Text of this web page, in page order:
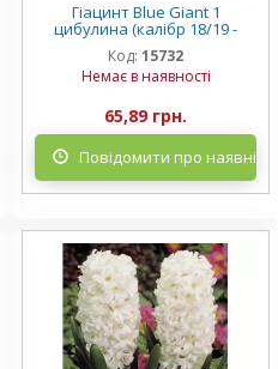
Гіацинт Blue Giant 1
цибулина (калібр 18/19 -
дуже великий)
Код: 15732
Немає в наявності
65,89 грн.
Повідомити про